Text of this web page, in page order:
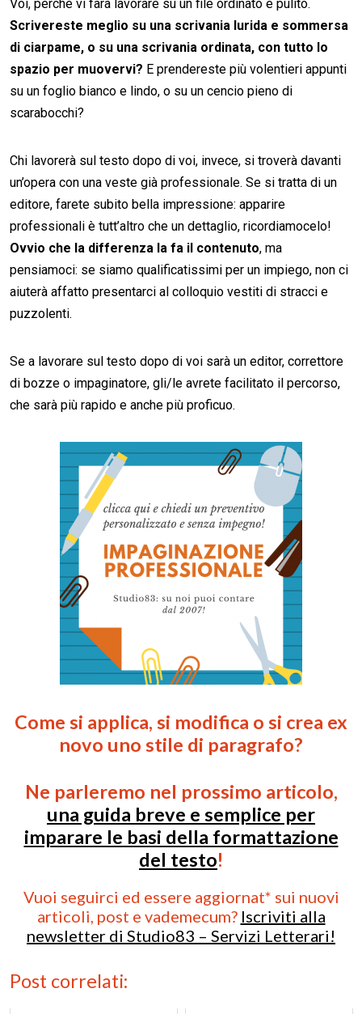
Voi, perché vi farà lavorare su un file ordinato e pulito.
Scrivereste meglio su una scrivania lurida e sommersa
di ciarpame, o su una scrivania ordinata, con tutto lo
spazio per muovervi? E prendereste più volentieri appunti
su un foglio bianco e lindo, o su un cencio pieno di
scarabocchi?
Chi lavorerà sul testo dopo di voi, invece, si troverà davanti
un’opera con una veste già professionale. Se si tratta di un
editore, farete subito bella impressione: apparire
professionali è tutt’altro che un dettaglio, ricordiamocelo!
Ovvio che la differenza la fa il contenuto, ma
pensiamoci: se siamo qualificatissimi per un impiego, non ci
aiuterà affatto presentarci al colloquio vestiti di stracci e
puzzolenti.
Se a lavorare sul testo dopo di voi sarà un editor, correttore
di bozze o impaginatore, gli/le avrete facilitato il percorso,
che sarà più rapido e anche più proficuo.
Come si applica, si modifica o si crea ex
novo uno stile di paragrafo?
Ne parleremo nel prossimo articolo,
una guida breve e semplice per
imparare le basi della formattazione
del testo!
Vuoi seguirci ed essere aggiornat* sui nuovi
articoli, post e vademecum? Iscriviti alla
newsletter di Studio83 – Servizi Letterari!
Post correlati: